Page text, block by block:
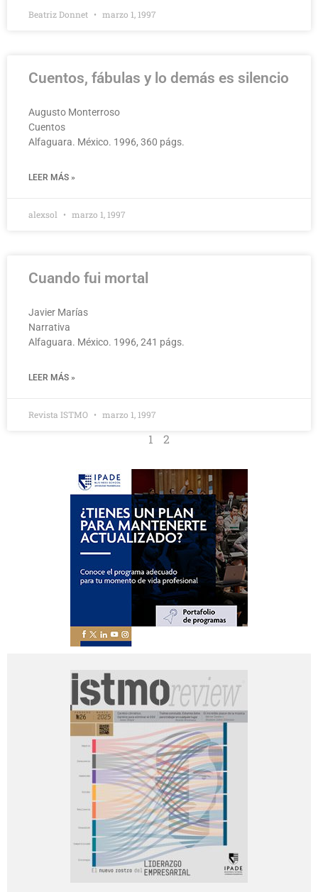
Beatriz Donnet marzo 1, 1997
Cuentos, fábulas y lo demás es silencio
Augusto Monterroso
Cuentos
Alfaguara. México. 1996, 360 págs.
LEER MÁS »
alexsol marzo 1, 1997
Cuando fui mortal
Javier Marías
Narrativa
Alfaguara. México. 1996, 241 págs.
LEER MÁS »
Revista ISTMO marzo 1, 1997
1 2